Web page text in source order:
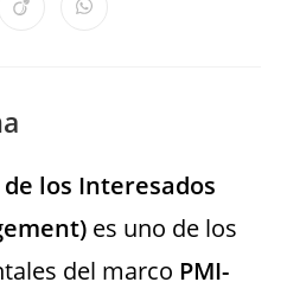
los Interesados
es uno de los
del marco PMI-